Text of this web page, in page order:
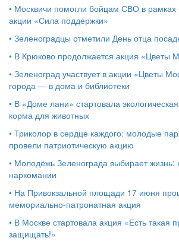
• Москвичи помогли бойцам СВО в рамках
акции «Сила поддержки»
• Зеленоградцы отметили День отца
• В Крюково продолжается акция «Цветы
• Зеленоград участвует в акции «Цветы
города — в дома и библиотеки
• В «Доме лани» стартовала
корма для животных
• Триколор в сердце каждого: молодые
провели патриотическую акцию
• Молодёжь Зеленограда выбирает жизнь:
наркомании
• На Привокзальной площади 17 июня
мемориально-патронатная акция
• В Москве стартовала акция «Есть такая
защищать!»